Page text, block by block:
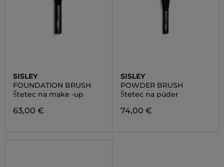
SISLEY
FOUNDATION BRUSH
Štetec na make -up
63,00 €
SISLEY
POWDER BRUSH
Štetec na púder
74,00 €